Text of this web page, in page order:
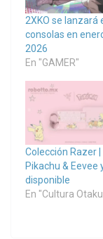
2XKO se lanzará
consolas en
2026
En "GAMER"
Colección Razer |
Pikachu & Eevee
disponible
En "Cultura